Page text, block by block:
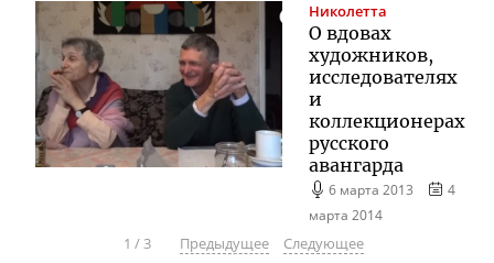
Николетта
О вдовах
художников,
исследователях
и
коллекционерах
русского
авангарда
6 марта 2013
4
марта 2014
1 /3 Предыдущее
Следующее